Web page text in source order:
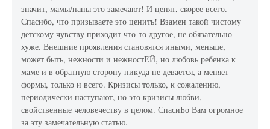
значит, мамы/папы это замечают! И ценят, скорее всего.
Спасибо, что призываете это ценить! Взамен такой чистому
детскому чувству приходит что-то другое, не обязательно
хуже. Внешние проявления становятся иными, меньше,
может быть, нежности и нежностЕЙ, но любовь ребенка к
маме и в обратную сторону никуда не девается, а меняет
формы, только и всего. Кризисы только, к сожалению,
периодически наступают, но это кризисы любви,
свойственные человечеству в целом. СпасиБо Вам огромное
за эту замечательную статью.